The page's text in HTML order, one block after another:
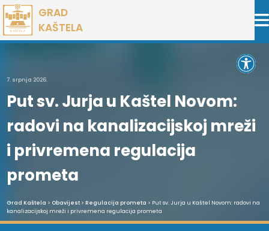
Preskoči
na
sadržaj
GRAD
KAŠTELA
7. srpnja 2026.
Put sv. Jurja u Kaštel Novom:
radovi na kanalizacijskoj mreži
i privremena regulacija
prometa
Grad Kaštela > Obavijest> Regulacija prometa > Put sv. Jurja u Kaštel Novom: radovi na
kanalizacijskoj mreži i privremena regulacija prometa